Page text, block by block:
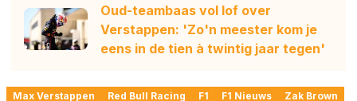
Oud-teambaas vol lof over
Verstappen: 'Zo'n meester kom je
eens in de tien à twintig jaar tegen'
Max Verstappen Red Bull Racing F1 F1 Nieuws Zak Brown